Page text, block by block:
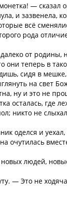
— сказал
и зазвенела,
всё
рода
от
они теперь в
сидя в
на свет
ну и это не
осталась, где
никто не
оделся и
очутилась
новых людей,
— Это не